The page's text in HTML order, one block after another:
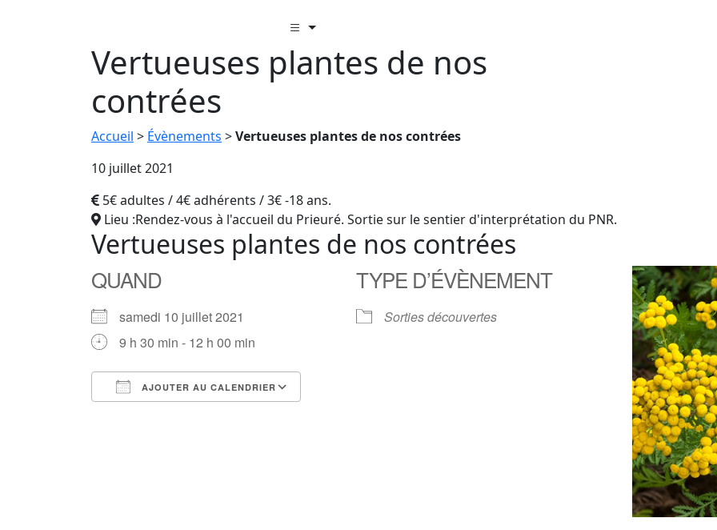
Vertueuses plantes de nos
contrées
Accueil > Évènements >Vertueuses plantes de nos contrées
10 juillet 2021
5€ adultes / 4€ adhérents / 3€ -18 ans.
Lieu :Rendez-vous à l'accueil du Prieuré. Sortie sur le sentier d'interprétation du PNR.
Vertueuses plantes de nos contrées
QUAND
samedi 10 juillet 2021
9 h 30 min - 12 h 00 min
AJOUTER AU CALENDRIER
TYPE D’ÉVÈNEMENT
Sorties découvertes